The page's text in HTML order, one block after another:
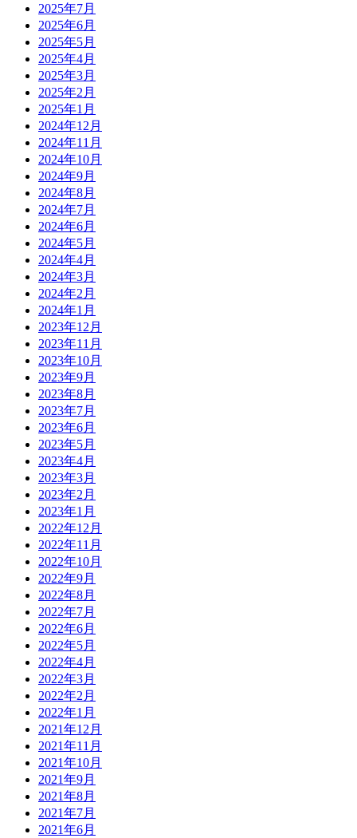
2025年7月
2025年6月
2025年5月
2025年4月
2025年3月
2025年2月
2025年1月
2024年12月
2024年11月
2024年10月
2024年9月
2024年8月
2024年7月
2024年6月
2024年5月
2024年4月
2024年3月
2024年2月
2024年1月
2023年12月
2023年11月
2023年10月
2023年9月
2023年8月
2023年7月
2023年6月
2023年5月
2023年4月
2023年3月
2023年2月
2023年1月
2022年12月
2022年11月
2022年10月
2022年9月
2022年8月
2022年7月
2022年6月
2022年5月
2022年4月
2022年3月
2022年2月
2022年1月
2021年12月
2021年11月
2021年10月
2021年9月
2021年8月
2021年7月
2021年6月